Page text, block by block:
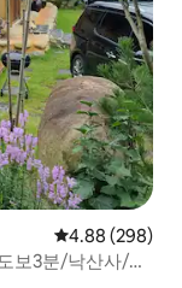
평점 4.88점(5
4.88 (298)
보3분/낙산사/설